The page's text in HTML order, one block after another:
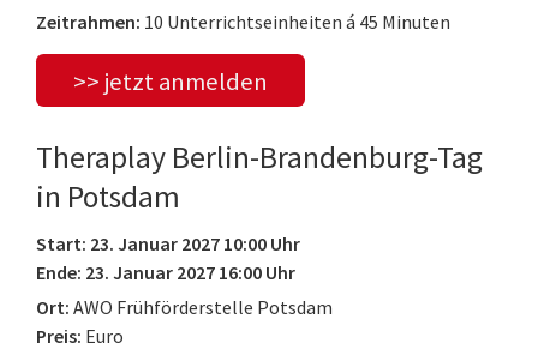
Zeitrahmen: 10 Unterrichtseinheiten á 45 Minuten
>> jetzt anmelden
Theraplay Berlin-Brandenburg-Tag
in Potsdam
Start: 23. Januar 2027 10:00 Uhr
Ende: 23. Januar 2027 16:00 Uhr
Ort: AWO Frühförderstelle Potsdam
Preis: Euro